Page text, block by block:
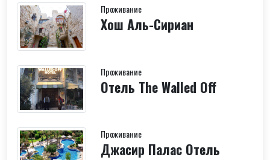
Проживание
Хош Аль-Сириан
Проживание
Отель The Walled Off
Проживание
Джасир Палас Отель